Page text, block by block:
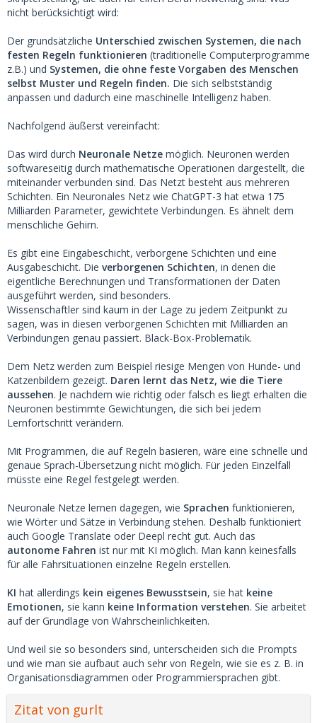
nicht berücksichtigt wird:
Der grundsätzliche Unterschied zwischen Systemen, die nach
festen Regeln funktionieren (traditionelle Computerprogramme
z.B.) und Systemen, die ohne feste Vorgaben des Menschen
selbst Muster und Regeln finden. Die sich selbstständig
anpassen und dadurch eine maschinelle Intelligenz haben.
Nachfolgend äußerst vereinfacht:
Das wird durch Neuronale Netze möglich. Neuronen werden
softwareseitig durch mathematische Operationen dargestellt, die
miteinander verbunden sind. Das Netzt besteht aus mehreren
Schichten. Ein Neuronales Netz wie ChatGPT-3 hat etwa 175
Milliarden Parameter, gewichtete Verbindungen. Es ähnelt dem
menschliche Gehirn.
Es gibt eine Eingabeschicht, verborgene Schichten und eine
Ausgabeschicht. Die verborgenen Schichten, in denen die
eigentliche Berechnungen und Transformationen der Daten
ausgeführt werden, sind besonders.
Wissenschaftler sind kaum in der Lage zu jedem Zeitpunkt zu
sagen, was in diesen verborgenen Schichten mit Milliarden an
Verbindungen genau passiert. Black-Box-Problematik.
Dem Netz werden zum Beispiel riesige Mengen von Hunde- und
Katzenbildern gezeigt. Daren lernt das Netz, wie die Tiere
aussehen. Je nachdem wie richtig oder falsch es liegt erhalten die
Neuronen bestimmte Gewichtungen, die sich bei jedem
Lernfortschritt verändern.
Mit Programmen, die auf Regeln basieren, wäre eine schnelle und
genaue Sprach-Übersetzung nicht möglich. Für jeden Einzelfall
müsste eine Regel festgelegt werden.
Neuronale Netze lernen dagegen, wie Sprachen funktionieren,
wie Wörter und Sätze in Verbindung stehen. Deshalb funktioniert
auch Google Translate oder Deepl recht gut. Auch das
autonome Fahren ist nur mit KI möglich. Man kann keinesfalls
für alle Fahrsituationen einzelne Regeln erstellen.
KI hat allerdings kein eigenes Bewusstsein, sie hat keine
Emotionen, sie kann keine Information verstehen. Sie arbeitet
auf der Grundlage von Wahrscheinlichkeiten.
Und weil sie so besonders sind, unterscheiden sich die Prompts
und wie man sie aufbaut auch sehr von Regeln, wie sie es z. B. in
Organisationsdiagrammen oder Programmiersprachen gibt.
Zitat von gurlt